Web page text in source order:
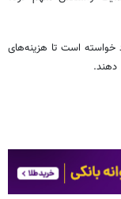
خواسته است تا هزینه‌های